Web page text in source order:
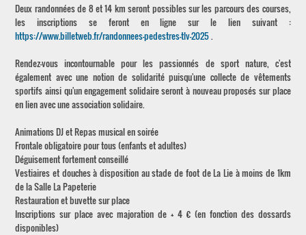
Deux randonnées de 8 et 14 km seront possibles sur les parcours des courses,
les inscriptions se feront en ligne sur le lien suivant :
https://www.billetweb.fr/randonnees-pedestres-tlv-2025.
Rendez-vous incontournable pour les passionnés de sport nature, c'est
également avec une notion de solidarité puisqu'une collecte de vêtements
sportifs ainsi qu'un engagement solidaire seront à nouveau proposés sur place
en lien avec une association solidaire.
Animations DJ et Repas musical en soirée
Frontale obligatoire pour tous (enfants et adultes)
Déguisement fortement conseillé
Vestiaires et douches à disposition au stade de foot de La Lie à moins de 1km
de la Salle La Papeterie
Restauration et buvette sur place
Inscriptions sur place avec majoration de + 4 € (en fonction des dossards
disponibles)